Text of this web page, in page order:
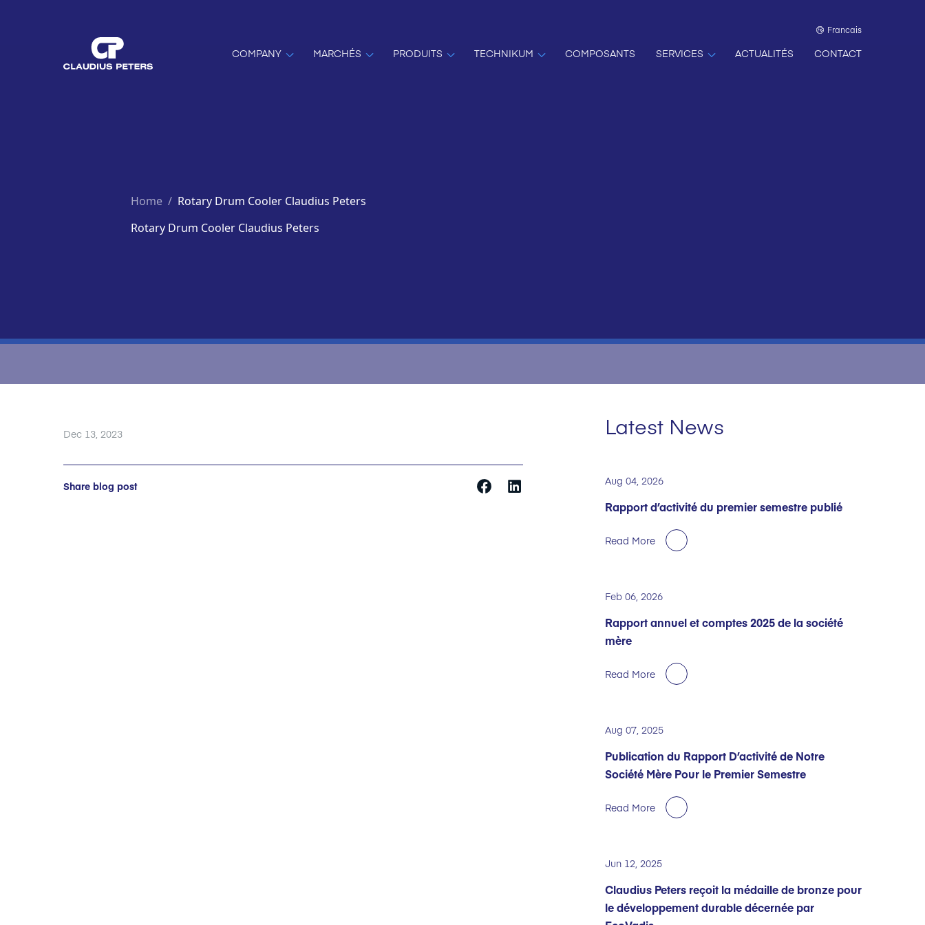
Francais
COMPANY MARCHÉS PRODUITS TECHNIKUM COMPOSANTS SERVICES ACTUALITÉS CONTACT
Home / Rotary Drum Cooler Claudius Peters
Rotary Drum Cooler Claudius Peters
Dec 13, 2023
Share blog post
Latest News
Aug 04, 2026
Rapport d’activité du premier semestre publié
Read More
Feb 06, 2026
Rapport annuel et comptes 2025 de la société
mère
Read More
Aug 07, 2025
Publication du Rapport D’activité de Notre
Société Mère Pour le Premier Semestre
Read More
Jun 12, 2025
Claudius Peters reçoit la médaille de bronze pour
le développement durable décernée par